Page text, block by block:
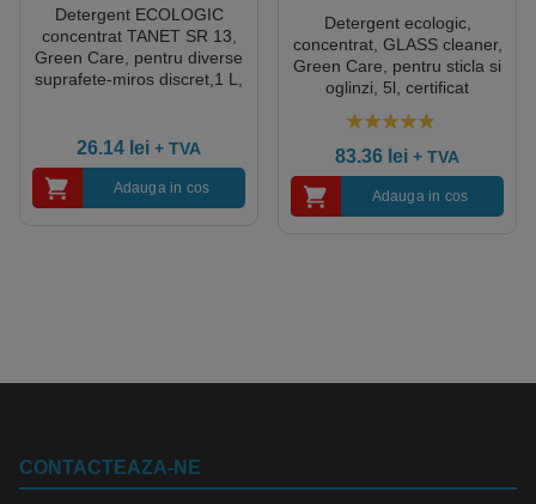
Detergent ECOLOGIC
concentrat TANET SR 13,
Green Care, pentru diverse
suprafete-miros discret,1 L,
26.14 lei + TVA
Adauga in cos
Detergent ecologic,
concentrat, GLASS cleaner,
Green Care, pentru sticla si
oglinzi, 5l, certificat
Ecolabel, Cradle-to-Cradle,
Complet Biodegradabil
83.36 lei + TVA
Adauga in cos
CONTACTEAZA-NE